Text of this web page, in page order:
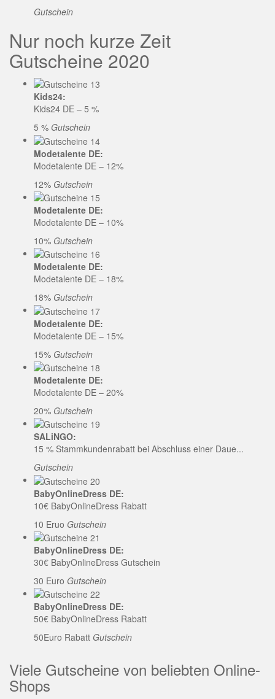
Gutschein
Nur noch kurze Zeit
Gutscheine 2020
Kids24:
Kids24 DE – 5 %
5 % Gutschein
Modetalente DE:
Modetalente DE – 12%
12% Gutschein
Modetalente DE:
Modetalente DE – 10%
10% Gutschein
Modetalente DE:
Modetalente DE – 18%
18% Gutschein
Modetalente DE:
Modetalente DE – 15%
15% Gutschein
Modetalente DE:
Modetalente DE – 20%
20% Gutschein
SALiNGO:
15 % Stammkundenrabatt bei Abschluss einer Daue...
Gutschein
BabyOnlineDress DE:
10€ BabyOnlineDress Rabatt
10 Eruo Gutschein
BabyOnlineDress DE:
30€ BabyOnlineDress Gutschein
30 Euro Gutschein
BabyOnlineDress DE:
50€ BabyOnlineDress Rabatt
50Euro Rabatt Gutschein
Viele Gutscheine von beliebten Online-
Shops